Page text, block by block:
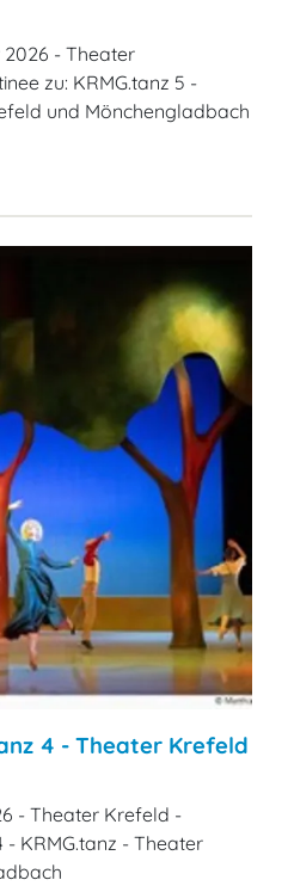
- Theater
zu: KRMG.tanz 5 -
und Mönchengladbach
4 - Theater Krefeld
- Theater Krefeld -
- KRMG.tanz - Theater